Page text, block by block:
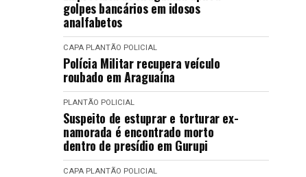
golpes bancários em idosos
analfabetos
CAPA PLANTÃO POLICIAL
Polícia Militar recupera veículo
roubado em Araguaína
PLANTÃO POLICIAL
Suspeito de estuprar e torturar ex-
namorada é encontrado morto
dentro de presídio em Gurupi
CAPA PLANTÃO POLICIAL